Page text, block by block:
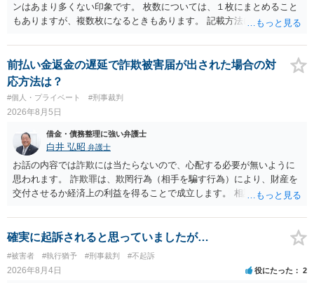
ンはあまり多くない印象です。 枚数については、１枚にまとめること
もありますが、複数枚になるときもあります。 記載方法については、
います。 したがいまして、いずれも良いかと考えます。
前払い金返金の遅延で詐欺被害届が出された場合の対
応方法は？
#個人・プライベート #刑事裁判
2026年8月5日
借金・債務整理に強い弁護士
白井 弘昭 弁護士
お話の内容では詐欺には当たらないので、心配する必要が無いように
思われます。 詐欺罪は、欺罔行為（相手を騙す行為）により、財産を
交付させるか経済上の利益を得ることで成立します。 相談者さんは、
ので、詐欺罪の実行行為性が無く罪に問うことはできません。 おそら
く、相手が真実を話せば警察も取り合わないと思いますが、虚偽の内
容を述べた場合は、捜査はあるかもしれません。 ただし、捜査におい
て、真実を説明すれば、「ちゃんと返しなさいよ」程度の注意で済む
ことだと思われます。 また、返せるお金が無いのであれば、返せない
確実に起訴されると思っていましたが…
#被害者 #執行猶予 #刑事裁判 #不起訴
2026年8月4日 役にたった 2